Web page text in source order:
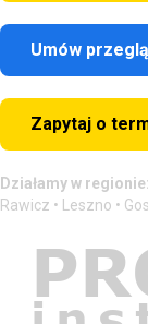
Umów
Zapytaj o
Działamy w regionie:
Rawicz • Leszno •